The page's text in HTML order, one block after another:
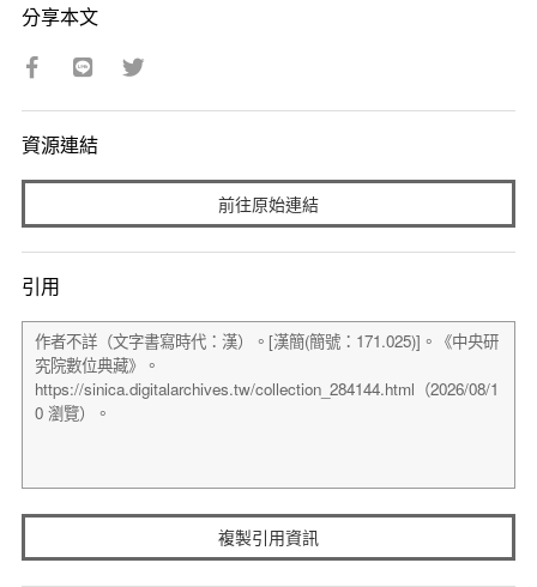
分享本文
資源連結
前往原始連結
引用
複製引用資訊